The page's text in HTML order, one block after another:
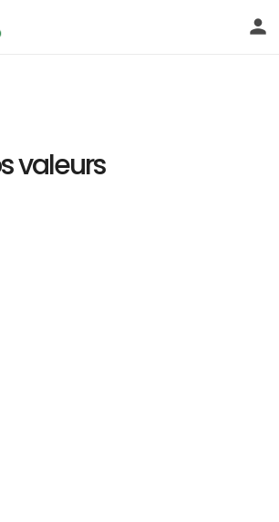
valeurs